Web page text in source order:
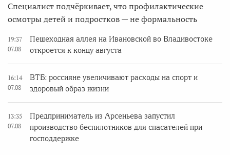
Специалист подчёркивает, что профилактические
осмотры детей и подростков — не формальность
19:37
07.08
Пешеходная аллея на Ивановской во Владивостоке
откроется к концу августа
16:14
07.08
ВТБ: россияне увеличивают расходы на спорт и
здоровый образ жизни
13:35
07.08
Предприниматель из Арсеньева запустил
производство беспилотников для спасателей при
господдержке